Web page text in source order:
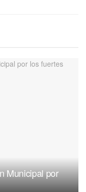
Municipal por